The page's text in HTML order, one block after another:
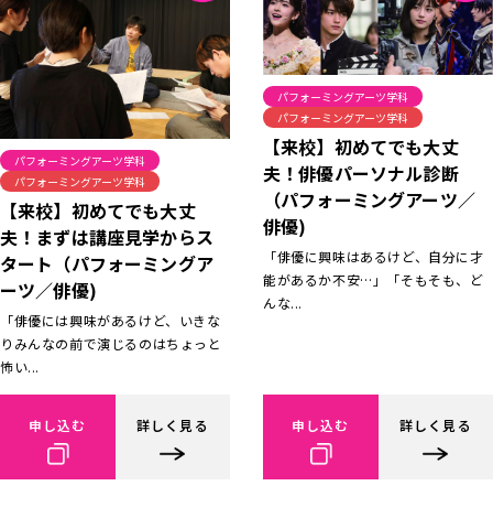
パフォーミングアーツ学科
パフォーミングアーツ学科
【来校】初めてでも大丈
夫！まずは講座見学からス
タート（パフォーミングア
ーツ／俳優)
「俳優には興味があるけど、いきな
りみんなの前で演じるのはちょっと
怖い...
申し込む 詳しく見る
パフォーミングアーツ学科
パフォーミングアーツ学科
【来校】初めてでも大丈
夫！俳優パーソナル診断
（パフォーミングアーツ／
俳優)
「俳優に興味はあるけど、自分に才
能があるか不安…」「そもそも、ど
んな...
申し込む 詳しく見る